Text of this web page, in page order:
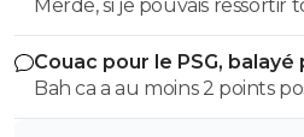
d'office, un avocat à 2 balles.
puisqu'au retour il y a eu 7
a joué 78 min à 10 Et encore
quand tu dois ne pas encaisser ou que tu dois
ça tu ne peux pas
Merde, si je pouvais ressortir
dernieres années ou je
insultes de ses groupies qui
semence comme eux ...
Couac pour le PSG,
Bah ca a au moins 2 points
démeloniser les autres,